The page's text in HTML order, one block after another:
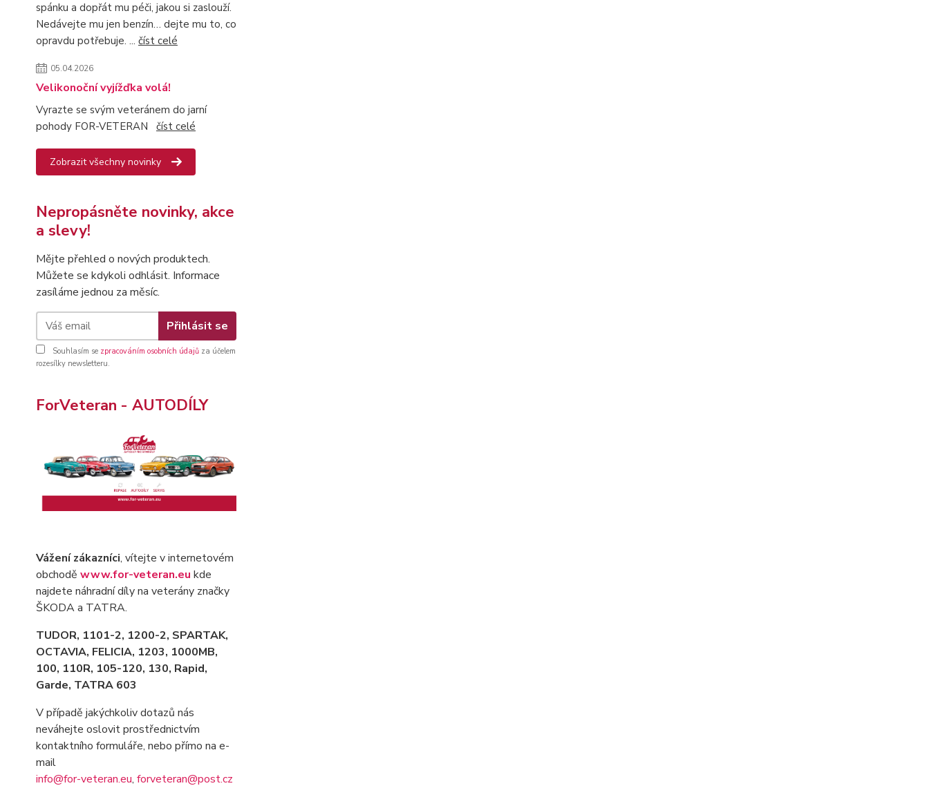
spánku a dopřát mu péči, jakou si zaslouží.
Nedávejte mu jen benzín… dejte mu to, co
opravdu potřebuje. ... číst celé
05.04.2026
Velikonoční vyjížďka volá!
Vyrazte se svým veteránem do jarní
pohody FOR-VETERAN číst celé
Zobrazit všechny novinky
Nepropásněte novinky, akce
a slevy!
Mějte přehled o nových produktech.
Můžete se kdykoli odhlásit. Informace
zasíláme jednou za měsíc.
Přihlásit se
Souhlasím se zpracováním osobních údajů za účelem
rozesílky newsletteru.
ForVeteran - AUTODÍLY
Vážení zákazníci, vítejte v internetovém
obchodě www.for-veteran.eu kde
najdete náhradní díly na veterány značky
ŠKODA a TATRA.
TUDOR, 1101-2, 1200-2, SPARTAK,
OCTAVIA, FELICIA, 1203, 1000MB,
100, 110R, 105-120, 130, Rapid,
Garde, TATRA 603
V případě jakýchkoliv dotazů nás
neváhejte oslovit prostřednictvím
kontaktního formuláře, nebo přímo na e-
mail
info@for-veteran.eu, forveteran@post.cz